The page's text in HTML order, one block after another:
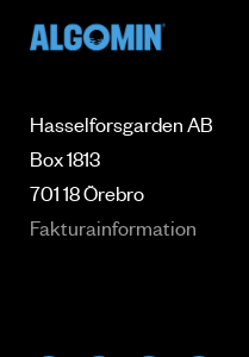
Hasselforsgarden AB
Box 1813
701 18 Örebro
Fakturainformation